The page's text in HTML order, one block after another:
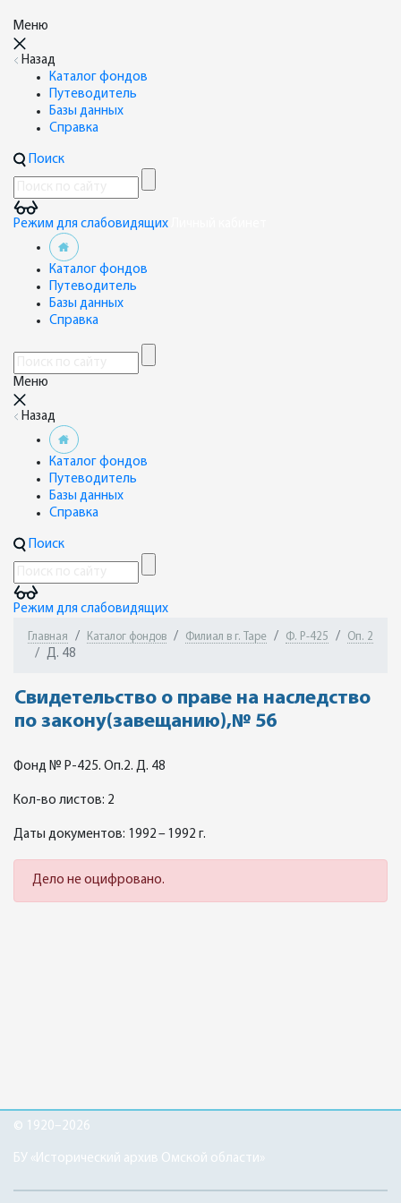
Меню
Назад
Каталог фондов
Путеводитель
Базы данных
Справка
Поиск
Режим для слабовидящих
Каталог фондов
Путеводитель
Базы данных
Справка
Меню
Назад
Каталог фондов
Путеводитель
Базы данных
Справка
Поиск
Режим для слабовидящих
Главная Каталог фондов Филиал в г. Таре Ф. Р-425 Оп. 2
Д. 48
Свидетельство о праве на наследство
по закону(завещанию),№ 56
Фонд № Р-425. Оп.2. Д. 48
Кол-во листов: 2
Даты документов: 1992 – 1992 г.
Дело не оцифровано.
© 1920–2026
БУ «Исторический архив Омской области»